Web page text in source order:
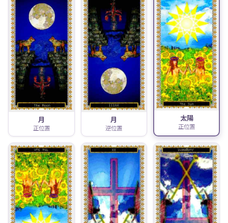
月
正位置
月
逆位置
太陽
正位置